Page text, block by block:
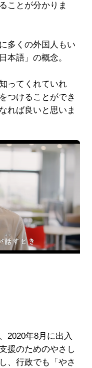
ことが分かりま
多くの外国人もい
本語」の概念。
ってくれていれ
つけることができ
れば良いと思いま
2020年8月に出入
援のためのやさし
、行政でも「やさ